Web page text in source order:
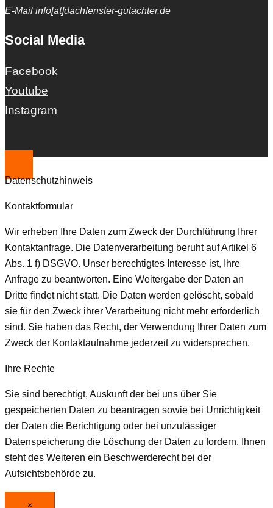
E-Mail info[at]dachfenster-gutachter.de
Social Media
Facebook
Youtube
Instagram
Datenschutzhinweis
Kontaktformular
Wir erheben Ihre Daten zum Zweck der Durchführung Ihrer
Kontaktanfrage. Die Datenverarbeitung beruht auf Artikel 6
Abs. 1 f) DSGVO. Unser berechtigtes Interesse ist, Ihre
Anfrage zu beantworten. Eine Weitergabe der Daten an
Dritte findet nicht statt. Die Daten werden gelöscht, sobald
sie für den Zweck ihrer Verarbeitung nicht mehr erforderlich
sind. Sie haben das Recht, der Verwendung Ihrer Daten zum
Zweck der Kontaktaufnahme jederzeit zu widersprechen.
Ihre Rechte
Sie sind berechtigt, Auskunft der bei uns über Sie
gespeicherten Daten zu beantragen sowie bei Unrichtigkeit
der Daten die Berichtigung oder bei unzulässiger
Datenspeicherung die Löschung der Daten zu fordern. Ihnen
steht des Weiteren ein Beschwerderecht bei der
Aufsichtsbehörde zu.
×